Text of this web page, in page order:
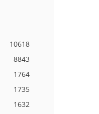
10618
8843
1764
1735
1632